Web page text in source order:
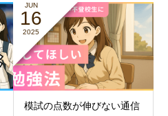
JUN
16
2025
模試の点数が伸びない通信